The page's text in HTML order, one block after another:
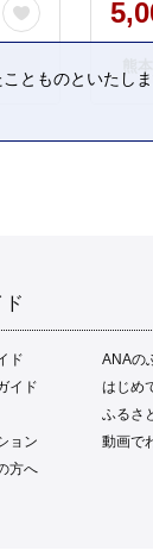
ド
ANAの
イド
はじめ
ふるさ
ョン
動画で
方へ
とものといたしま